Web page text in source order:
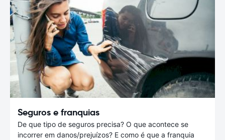
Seguros e franquias
De que tipo de seguros precisa? O que acontece se
incorrer em danos/prejuízos? E como é que a franquia